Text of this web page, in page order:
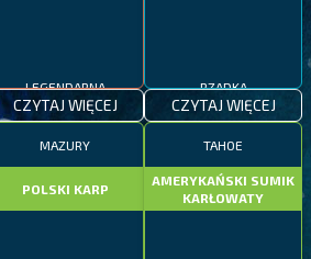
LEGENDARNA
CZYTAJ WIĘCEJ
RZADKA
CZYTAJ WIĘCEJ
MAZURY
POLSKI KARP
TAHOE
AMERYKAŃSKI SUMIK
KARŁOWATY